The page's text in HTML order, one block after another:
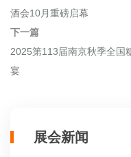
酒会10月重磅启幕
下一篇
2025第113届南京秋季全国
宴
展会新闻